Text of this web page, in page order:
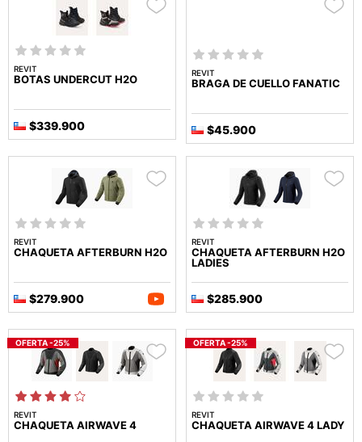
REVIT
BOTAS UNDERCUT H2O
$339.900
REVIT
BRAGA DE CUELLO FANATIC
$45.900
REVIT
CHAQUETA AFTERBURN H2O
$279.900
REVIT
CHAQUETA AFTERBURN H2O
LADIES
$285.900
OFERTA -25%
REVIT
CHAQUETA AIRWAVE 4
OFERTA -25%
REVIT
CHAQUETA AIRWAVE 4 LADY